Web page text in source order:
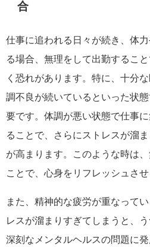
合
仕事に追われる日々が続き、体
る場合、無理をして出勤するこ
く恐れがあります。特に、十分
調不良が続いているといった状
要です。体調が悪い状態で仕事
ることで、さらにストレスが溜
が高まります。このような時は
ことで、心身をリフレッシュさ
また、精神的な疲労が重なって
レスが溜まりすぎてしまうと、
深刻なメンタルヘルスの問題に発